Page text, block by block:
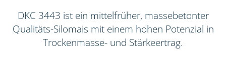
DKC 3443 ist ein mittelfrüher, massebetonter
Qualitäts-Silomais mit einem hohen Potenzial in
Trockenmasse- und Stärkeertrag.